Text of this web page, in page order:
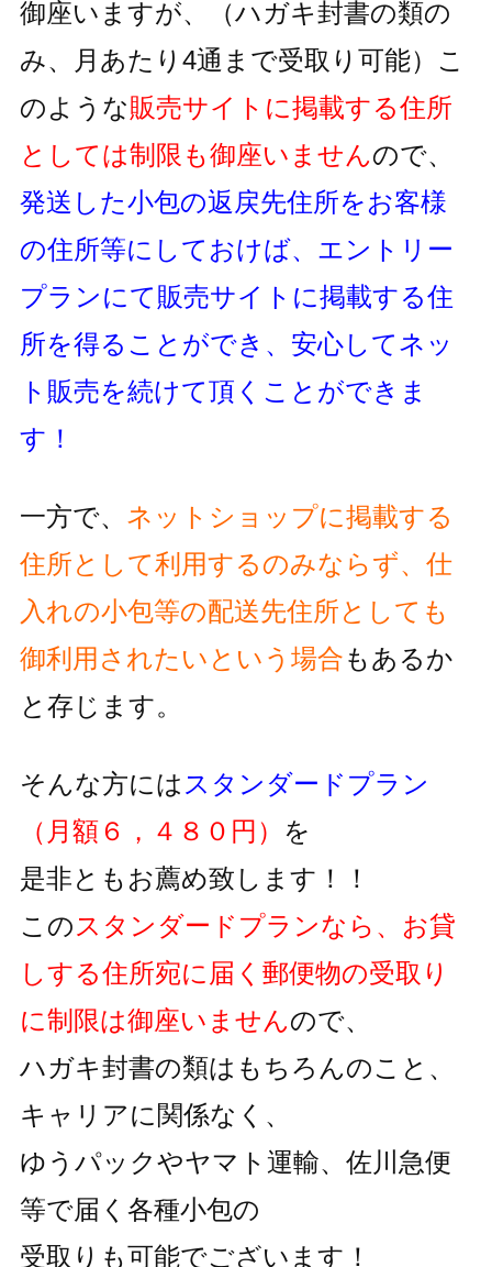
御座いますが、
（ハガキ封書の類の
み、月あたり4通まで受取り可能） こ
のような販売サイトに掲載する住所
としては制限も御座いませんので、
発送した小包の返戻先住所をお客様
の住所等にしておけば、 エントリー
プランにて販売サイトに掲載する住
所を得ることができ、 安心してネッ
ト販売を続けて頂くことができま
す！
一方で、 ネットショップに掲載する
住所として利用するのみならず、 仕
入れの小包等の配送先住所としても
御利用されたいという 場合もあるか
と存じます。
そんな方には スタンダードプラン
（月額６，４８０円） を
是非ともお薦め致します！！
この スタンダードプランなら、お貸
しする住所宛に届く郵便物の受取り
に制限は御座いませんので、
ハガキ封書の類はもちろんのこと、
キャリアに関係なく、
ゆうパックやヤマト運輸、佐川急便
等で届く各種小包の
受取りも可能でございます！